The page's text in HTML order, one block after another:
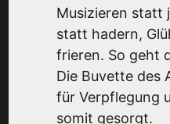
Musizieren statt
statt hadern,
frieren. So geht
Die Buvette des
für Verpflegung
somit gesorgt.